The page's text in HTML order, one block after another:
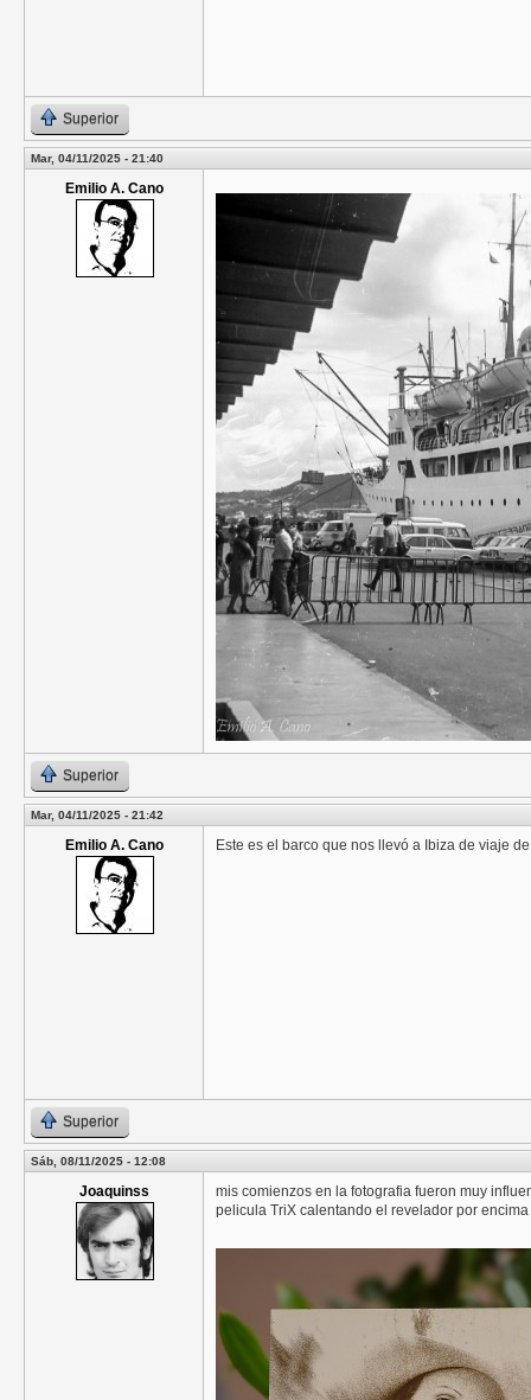
Superior
Mar, 04/11/2025 - 21:40
Emilio A. Cano
Superior
Mar, 04/11/2025 - 21:42
Emilio A. Cano Este es el barco que nos llevó a Ibiza de viaje
Superior
Sáb, 08/11/2025 - 12:08
Joaquinss
mis comienzos en la fotografia fueron muy
pelicula TriX calentando el revelador por